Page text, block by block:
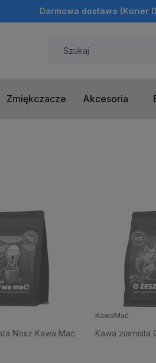
Darmowa dostawa (Kurier
Zmiękczacze Akcesoria
Nosz Kawa Mać
KawaMać
Kawa ziarnista